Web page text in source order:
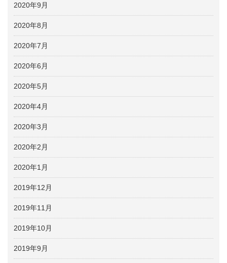
2020年9月
2020年8月
2020年7月
2020年6月
2020年5月
2020年4月
2020年3月
2020年2月
2020年1月
2019年12月
2019年11月
2019年10月
2019年9月